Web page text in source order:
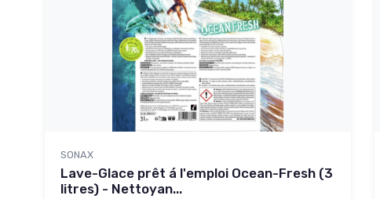
SONAX
Lave-Glace prêt á l'emploi Ocean-Fresh (3
litres) - Nettoyan...